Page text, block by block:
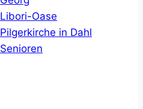
Libori-Oase
Pilgerkirche in Dahl
Senioren